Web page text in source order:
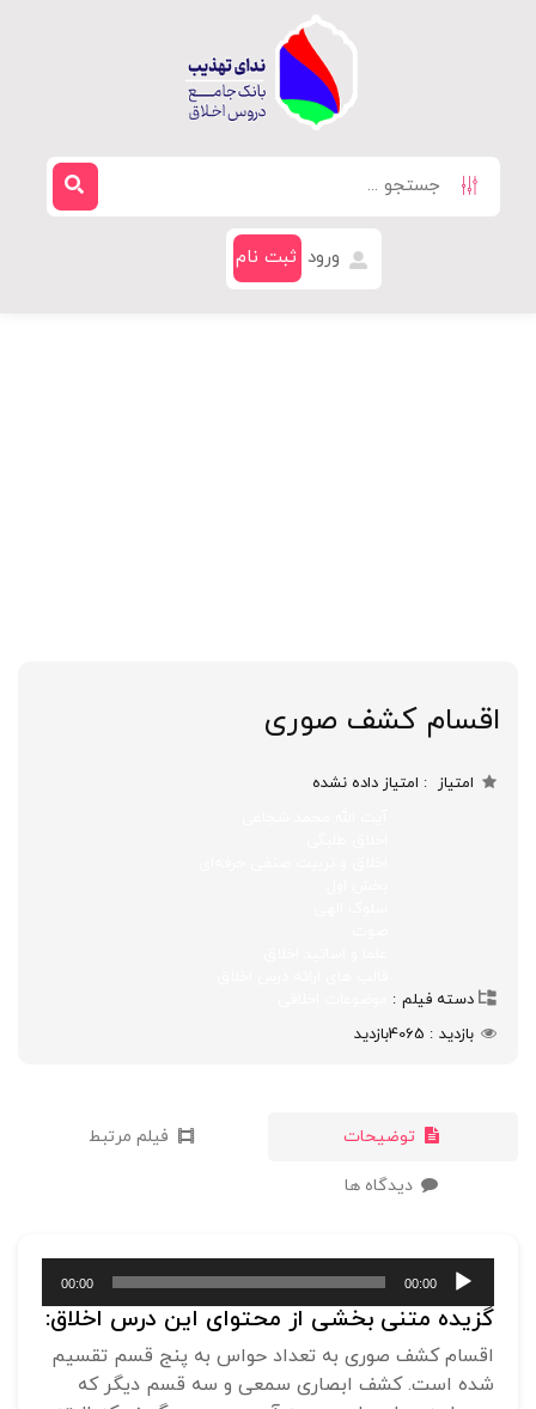
ورود ثبت نام
اقسام کشف صوری
امتیاز امتیاز داده نشده
دسته فیلم
بازدید
4065بازدید
توضیحات فیلم مرتبط
دیدگاه ها
پخش‌کننده
صوت
00:00
00:00
گزیده متنی بخشی از محتوای این درس اخلاق:
اقسام کشف صوری به تعداد حواس به پنج قسم تقسیم
شده است. کشف ابصاری سمعی و سه قسم دیگر که